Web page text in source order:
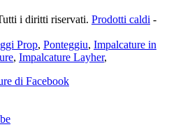
i diritti riservati. Prodotti caldi -
Prop, Ponteggiu, Impalcature in
, Impalcature Layher,